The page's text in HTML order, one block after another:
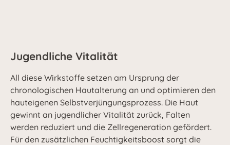
Jugendliche Vitalität
All diese Wirkstoffe setzen am Ursprung der
chronologischen Hautalterung an und optimieren den
hauteigenen Selbstverjüngungsprozess. Die Haut
gewinnt an jugendlicher Vitalität zurück, Falten
werden reduziert und die Zellregeneration gefördert.
Für den zusätzlichen Feuchtigkeitsboost sorgt die